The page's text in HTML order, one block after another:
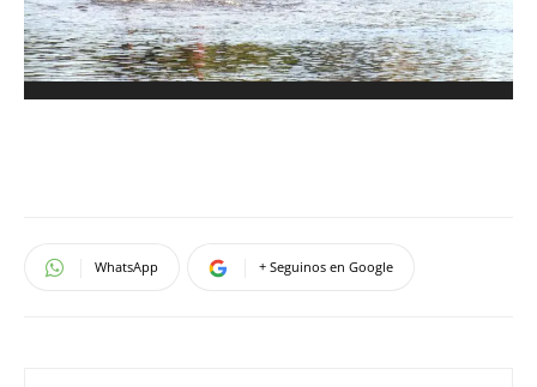
WhatsApp + Seguinos en Google